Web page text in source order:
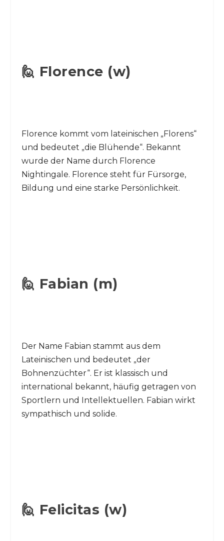
🙋 Florence (w)
Florence kommt vom lateinischen „Florens“
und bedeutet „die Blühende“. Bekannt
wurde der Name durch Florence
Nightingale. Florence steht für Fürsorge,
Bildung und eine starke Persönlichkeit.
🙋 Fabian (m)
Der Name Fabian stammt aus dem
Lateinischen und bedeutet „der
Bohnenzüchter“. Er ist klassisch und
international bekannt, häufig getragen von
Sportlern und Intellektuellen. Fabian wirkt
sympathisch und solide.
🙋 Felicitas (w)